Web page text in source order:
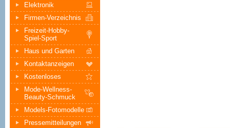
Elektronik
Firmen-Verzeichnis
Freizeit-Hobby-
Spiel-Sport
Haus und Garten
Kontaktanzeigen
Kostenloses
Mode-Wellness-
Beauty-Schmuck
Models-Fotomodelle
Pressemitteilungen